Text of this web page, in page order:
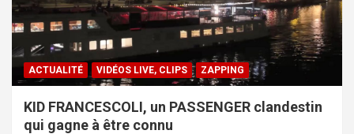
ACTUALITÉ VIDÉOS LIVE, CLIPS ZAPPING
KID FRANCESCOLI, un PASSENGER clandestin
qui gagne à être connu